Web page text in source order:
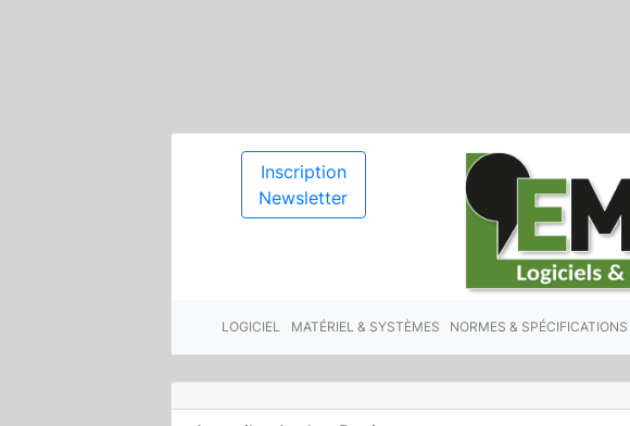
Inscription
Newsletter
LOGICIEL MATÉRIEL & SYSTÈMES NORMES & SPÉCIFICATIONS